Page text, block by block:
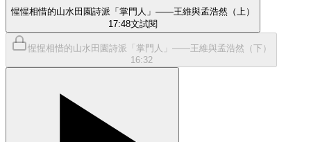
惺惺相惜的山水田園詩派「掌門人」——王維與孟浩然（上）
17:48文試閱
惺惺相惜的山水田園詩派「掌門人」——王維與孟浩然（下）
16:32